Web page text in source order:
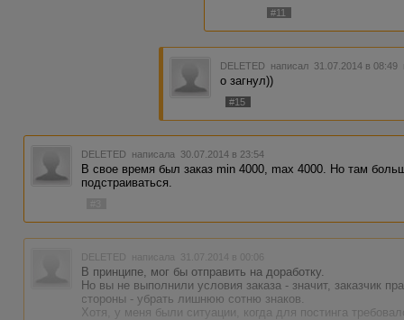
#11
DELETED написал 31.07.2014 в 08:49
о загнул))
#15
DELETED написала 30.07.2014 в 23:54
В свое время был заказ min 4000, max 4000. Но там
подстраиваться.
DELETED написала 31.07.2014 в 00:06
В принципе, мог бы отправить на доработку.
Но вы не выполнили условия заказа - значит, заказчик
стороны - убрать лишнюю сотню знаков.
Хотя, у меня были ситуации, когда для постинга